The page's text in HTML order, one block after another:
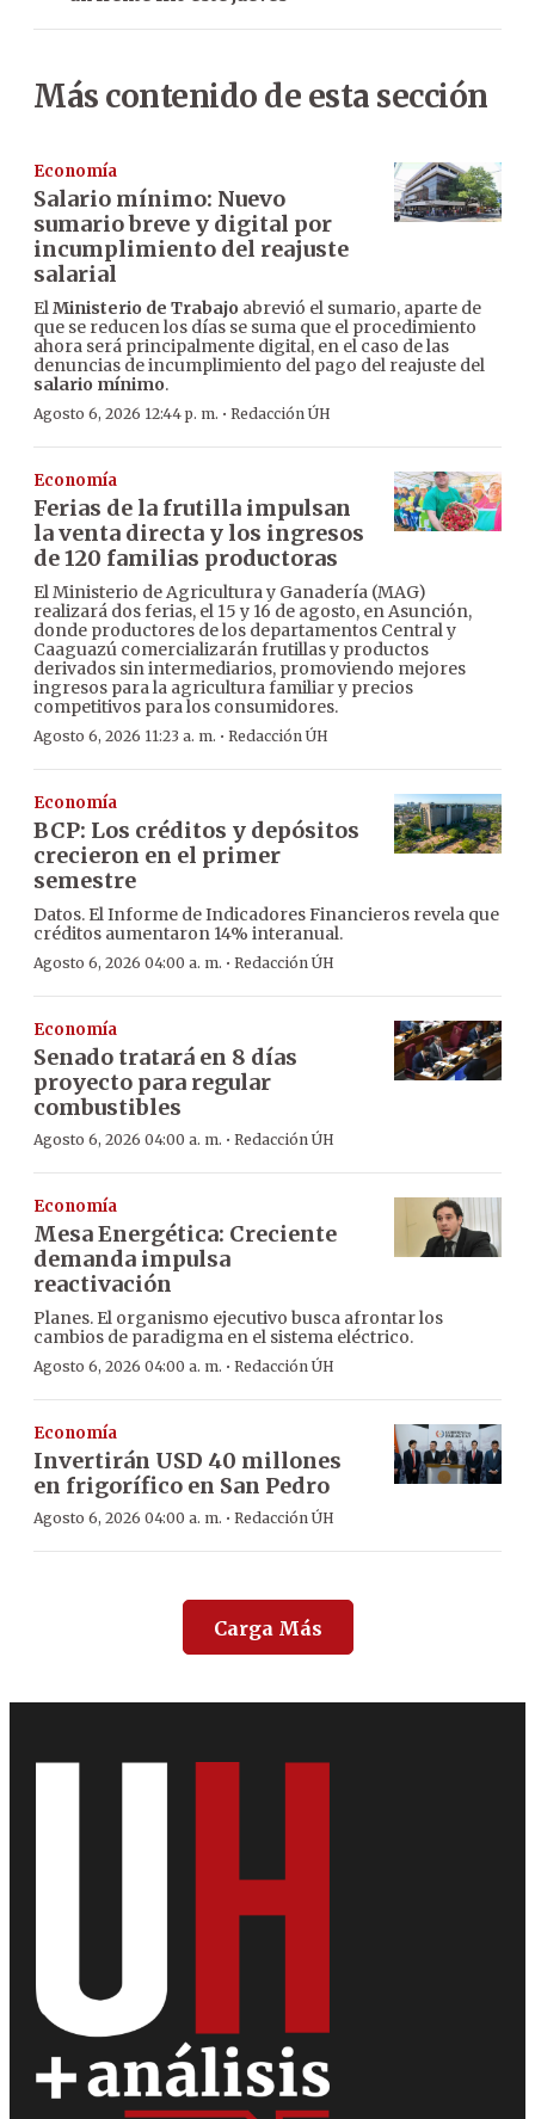
Más contenido de esta sección
Economía
Salario mínimo: Nuevo
sumario breve y digital por
incumplimiento del reajuste
salarial
ElMinisterio de Trabajo abrevió el sumario, aparte de
que se reducen los días se suma que el procedimiento
ahora será principalmente digital, en el caso de las
denuncias de incumplimiento del pago del reajuste del
salario mínimo.
Agosto 6, 2026 12:44 p. m. · Redacción ÚH
Economía
Ferias de la frutilla impulsan
la venta directa y los ingresos
de 120 familias productoras
El Ministerio de Agricultura y Ganadería (MAG)
realizará dos ferias, el 15 y 16 de agosto, en Asunción,
donde productores de los departamentos Central y
Caaguazú comercializarán frutillas y productos
derivados sin intermediarios, promoviendo mejores
ingresos para la agricultura familiar y precios
competitivos para los consumidores.
Agosto 6, 2026 11:23 a. m. · Redacción ÚH
Economía
BCP: Los créditos y depósitos
crecieron en el primer
semestre
Datos. El Informe de Indicadores Financieros revela que
créditos aumentaron 14% interanual.
Agosto 6, 2026 04:00 a. m. · Redacción ÚH
Economía
Senado tratará en 8 días
proyecto para regular
combustibles
Agosto 6, 2026 04:00 a. m. · Redacción ÚH
Economía
Mesa Energética: Creciente
demanda impulsa
reactivación
Planes. El organismo ejecutivo busca afrontar los
cambios de paradigma en el sistema eléctrico.
Agosto 6, 2026 04:00 a. m. · Redacción ÚH
Economía
Invertirán USD 40 millones
en frigorífico en San Pedro
Agosto 6, 2026 04:00 a. m. · Redacción ÚH
Carga Más